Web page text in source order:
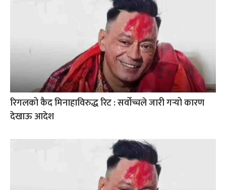
रिगलको कैद मिनाहाविरुद्ध रिट : सर्वोच्चले जारी गर्‍यो कारण
देखाऊ आदेश